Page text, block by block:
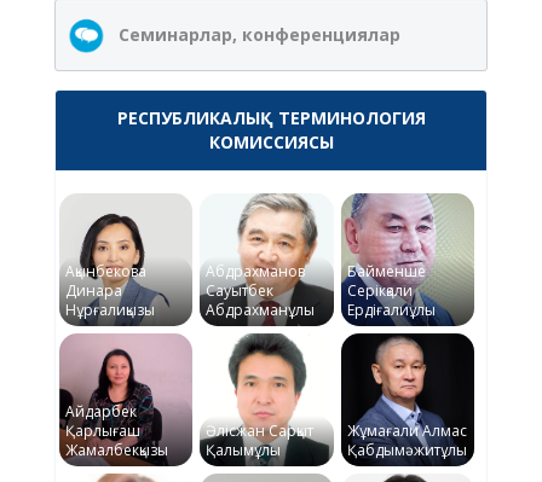
Семинарлар, конференциялар
РЕСПУБЛИКАЛЫҚ ТЕРМИНОЛОГИЯ
КОМИССИЯСЫ
Ақынбекова
Динара
Нұрғалиқызы
Абдрахманов
Сауытбек
Абдрахманұлы
Байменше
Серікқали
Ердіғалиұлы
Айдарбек
Қарлығаш
Жамалбекқызы
Әлісжан Сарқыт
Қалымұлы
Жұмағали Алмас
Қабдымәжитұлы